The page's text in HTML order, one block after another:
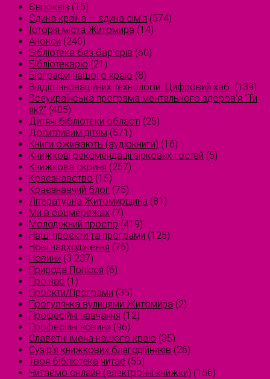
Євроквіз (15)
Єдина країна — єдина сім’я (574)
Історія міста Житомира (14)
Анонси (240)
Бібліотека без бар'єрів (60)
Бібліотекарю (21)
Біографи нашого краю (8)
Відділ інноваційних технологій. Цифровий хаб. (139)
Всеукраїнська програма ментального здоров'я "Ти
як?" (405)
Дитячі бібліотеки області (25)
Допитливим дітям (671)
Книги оживають (аудіокниги) (16)
Книжкові рекомендації зіркових гостей (5)
Книжкова скриня (257)
Краєзнавство (15)
Краєзнавчий блог (75)
Літературна Житомирщина (81)
Ми в соцмережах (7)
Молодіжний простір (419)
Наші проєкти та програми (125)
Нові надходження (76)
Новини (3 237)
Природа Полісся (6)
Про нас (1)
Проєкти/Програми (35)
Прогулянка вулицями Житомира (2)
Професійні навчання (12)
Професійні новини (96)
Славетні імена нашого краю (35)
Сузірʼя книжкових благодійників (26)
Твоя бібліотека читає (55)
Читаємо онлайн (електронні книжки) (156)